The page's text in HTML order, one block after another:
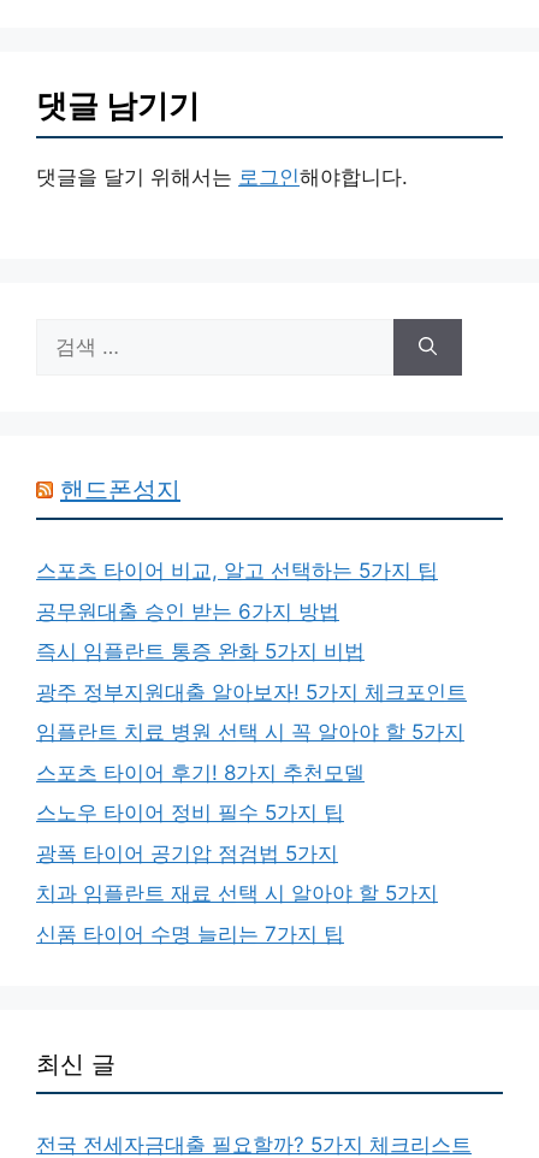
댓글 남기기
댓글을 달기 위해서는 로그인해야합니다.
색:
핸드폰성지
스포츠 타이어 비교, 알고 선택하는 5가지 팁
공무원대출 승인 받는 6가지 방법
즉시 임플란트 통증 완화 5가지 비법
광주 정부지원대출 알아보자! 5가지 체크포인트
임플란트 치료 병원 선택 시 꼭 알아야 할 5가지
스포츠 타이어 후기! 8가지 추천모델
스노우 타이어 정비 필수 5가지 팁
광폭 타이어 공기압 점검법 5가지
치과 임플란트 재료 선택 시 알아야 할 5가지
신품 타이어 수명 늘리는 7가지 팁
최신 글
전국 전세자금대출 필요할까? 5가지 체크리스트